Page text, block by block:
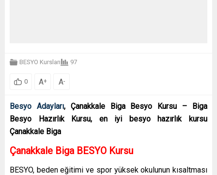
BESYO Kursları 97
0 A+ A-
Besyo Adayları, Çanakkale Biga Besyo Kursu – Biga
Besyo Hazırlık Kursu, en iyi besyo hazırlık kursu
Çanakkale Biga
Çanakkale Biga BESYO Kursu
BESYO, beden eğitimi ve spor yüksek okulunun kısaltması